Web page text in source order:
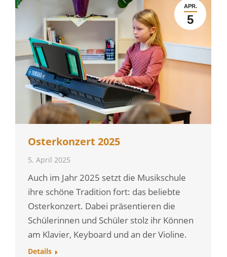
APR.
5
Osterkonzert 2025
5. April 2025
Auch im Jahr 2025 setzt die Musikschule
ihre schöne Tradition fort: das beliebte
Osterkonzert. Dabei präsentieren die
Schülerinnen und Schüler stolz ihr Können
am Klavier, Keyboard und an der Violine.
Details